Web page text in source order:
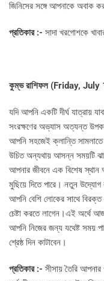
জিনিসের সঙ্গে আপনাকে অবাক
প্রতিকার :- সাদা খরগোশকে
কুম্ভ রাশিফল (Friday, July
যদি আপনি একটি দীর্ঘ যাত্রায়
সংরক্ষণের অভ্যাস অত্যন্ত
আপনি সহজেই ক্লান্তি
উচিত অন্যথায় আসন্ন সময়টি
আপনার জীবনে এক বিশেষ
মুছিয়ে দিতে পারে। নতুন
আপনি বেশি লোকের সাথে
চেষ্টা করতে লাগেন।এই অর্থে
আপনি নিজের জন্য যথেষ্ট সময়
শ্রেষ্ঠ দিন কাটাবেন।
প্রতিকার :- সীসায় তৈরি আপনার